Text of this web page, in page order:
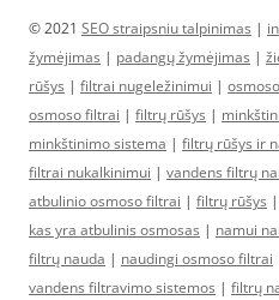
© 2021 SEO straipsniu talpinimas |
žymėjimas | padangų žymėjimas |
rūšys | filtrai nugeležinimui |
osmoso filtrai | filtrų rūšys |
minkštinimo sistema | filtrų rūšys ir
filtrai nukalkinimui | vandens filtrų
atbulinio osmoso filtrai | filtrų rūšys |
kas yra atbulinis osmosas | namui
filtrų nauda | naudingi osmoso filtrai
vandens filtravimo sistemos | filtrų